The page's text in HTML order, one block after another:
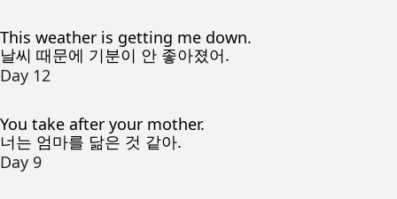
This weather is getting me down.
날씨 때문에 기분이 안 좋아졌어.
Day 12
You take after your mother.
너는 엄마를 닮은 것 같아.
Day 9